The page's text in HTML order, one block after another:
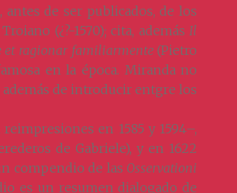
de ser publicados, de los
(¿?-1570); cita, ademásIl
et ragionar familiarmente(Pietro
en la época. Miranda no
de introducir entgre los
en 1585 y 1594–,
de Gabriele), y en 1622
compendio de las Osservationi
es un resumen dialogado de